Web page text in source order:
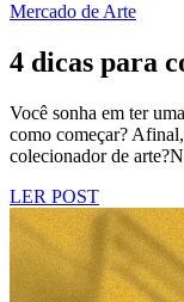
Mercado de Arte
4 dicas para
Você sonha em ter
como começar?
colecionador de
LER POST